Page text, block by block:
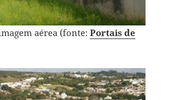
aérea (fonte: Portais de